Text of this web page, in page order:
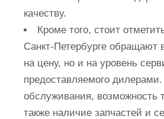
качеству.
Кроме того, стоит
Санкт-Петербурге обращают
на цену, но и на уровень
предоставляемого
обслуживания, возможность
также наличие запчастей и